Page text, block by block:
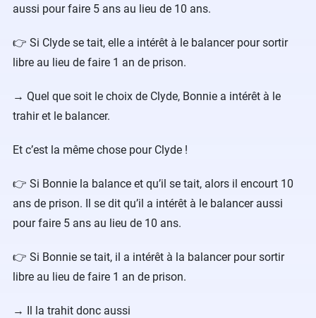
aussi pour faire 5 ans au lieu de 10 ans.
👉 Si Clyde se tait, elle a intérêt à le balancer pour sortir
libre au lieu de faire 1 an de prison.
→ Quel que soit le choix de Clyde, Bonnie a intérêt à le
trahir et le balancer.
Et c’est la même chose pour Clyde !
👉 Si Bonnie la balance et qu’il se tait, alors il encourt 10
ans de prison. Il se dit qu’il a intérêt à le balancer aussi
pour faire 5 ans au lieu de 10 ans.
👉 Si Bonnie se tait, il a intérêt à la balancer pour sortir
libre au lieu de faire 1 an de prison.
→ Il la trahit donc aussi